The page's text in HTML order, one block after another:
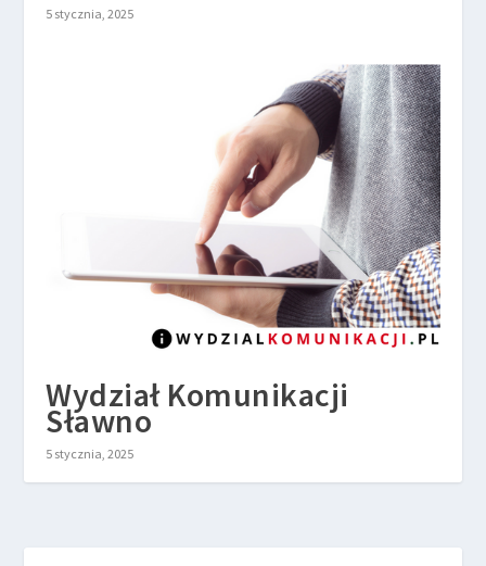
5 stycznia, 2025
Wydział Komunikacji
Sławno
5 stycznia, 2025